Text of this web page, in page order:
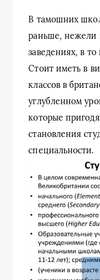
В тамошних
раньше, нежели
заведениях, в
Стоит иметь в
классов в
углубленном
которые
становления
специальности.